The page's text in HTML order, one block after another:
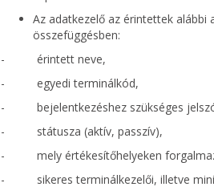
Az adatkezelő az érintettek alábbi
összefüggésben:
- érintett neve,
- egyedi terminálkód,
- bejelentkezéshez szükséges
- státusza (aktív, passzív),
- mely értékesítőhelyeken
- sikeres terminálkezelői, illetve